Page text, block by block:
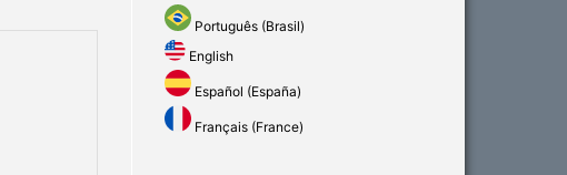
Português (Brasil)
English
Español (España)
Français (France)